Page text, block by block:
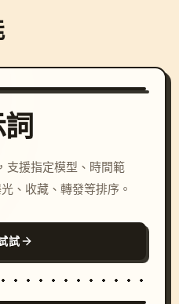
支援指定模型、時間範
、收藏、轉發等排序。
試